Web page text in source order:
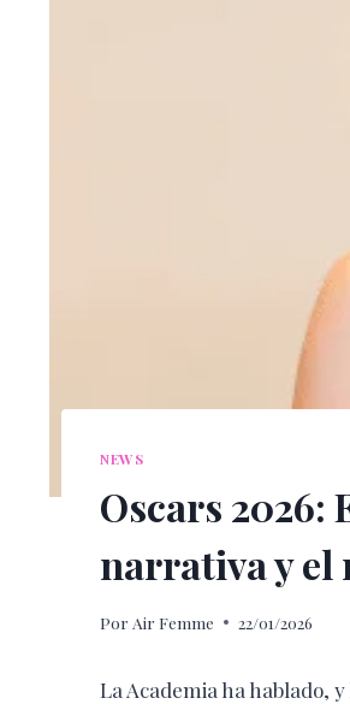
NEWS
Oscars 2026:
narrativa y el
Por Air Femme 22/01/2026
La Academia ha hablado,